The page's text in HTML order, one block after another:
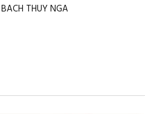
BACH THUY NGA